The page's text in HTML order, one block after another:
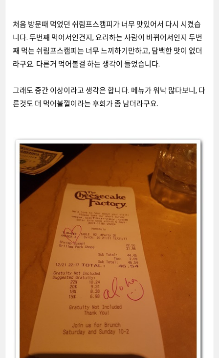
처음 방문때 먹었던 쉬림프스캠피가 너무 맛있어서 다시 시켰습
니다. 두번째 먹어서인건지 , 요리하는 사람이 바뀌어서인지 두번
째 먹는 쉬림프스캠피는 너무 느끼하기만하고, 담백한 맛이 없더
라구요. 다른거 먹어볼걸 하는 생각이 들었습니다.
그래도 중간 이상이라고 생각은 합니다. 메뉴가 워낙 많다보니 , 다
른것도 더 먹어볼껄이라는 후회가 좀 남더라구요.